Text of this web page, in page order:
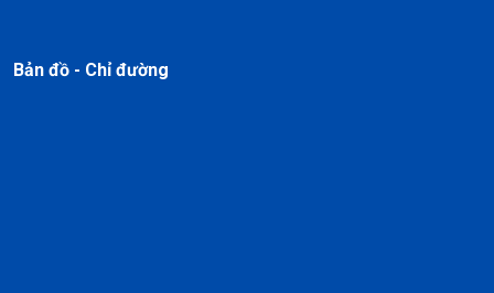
Bản đồ - Chỉ đường